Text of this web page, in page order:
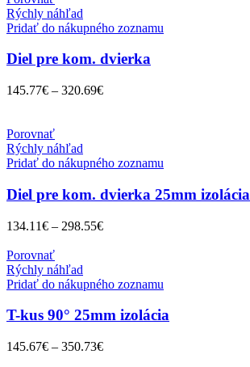
Rýchly náhľad
Pridať do nákupného zoznamu
Diel pre kom. dvierka
145.77€ – 320.69€
Porovnať
Rýchly náhľad
Pridať do nákupného zoznamu
Diel pre kom. dvierka 25mm izolácia
134.11€ – 298.55€
Porovnať
Rýchly náhľad
Pridať do nákupného zoznamu
T-kus 90° 25mm izolácia
145.67€ – 350.73€